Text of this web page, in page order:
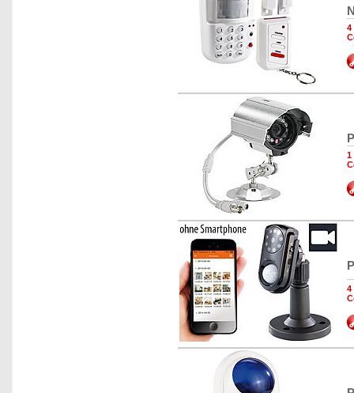
4
1
4